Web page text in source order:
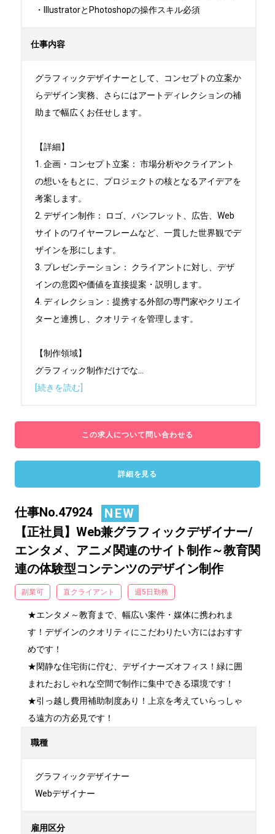
・IllustratorとPhotoshopの操作スキル必須
仕事内容
グラフィックデザイナーとして、コンセプトの立案か
らデザイン実務、さらにはアートディレクションの補
助まで幅広くお任せします。
【詳細】
1. 企画・コンセプト立案： 市場分析やクライアント
の想いをもとに、プロジェクトの核となるアイデアを
考案します。
2. デザイン制作： ロゴ、パンフレット、広告、Web
サイトのワイヤーフレームなど、一貫した世界観でデ
ザインを形にします。
3. プレゼンテーション： クライアントに対し、デザ
インの意図や価値を直接提案・説明します。
4. ディレクション：提携する外部の専門家やクリエイ
ターと連携し、クオリティを管理します。
【制作領域】
グラフィック制作だけでな
[続きを読む]
この求人について問い合わせる
詳細を見る
仕事No.47924
NEW
【正社員】Web兼グラフィックデザイナー/
エンタメ、アニメ関連のサイト制作～教育関
連の体験型コンテンツのデザイン制作
副業可 直クライアント 週5日勤務
★エンタメ～教育まで、幅広い案件・媒体に携われま
す！デザインのクオリティにこだわりたい方にはおすす
めです！
★閑静な住宅街に佇む、デザイナーズオフィス！緑に囲
まれたおしゃれな空間で制作に集中できる環境です！
★引っ越し費用補助制度あり！上京を考えていらっしゃ
る遠方の方必見です！
職種
グラフィックデザイナー
Webデザイナー
雇用区分